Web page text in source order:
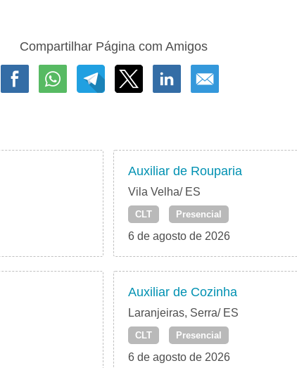
Compartilhar Página com Amigos
Auxiliar de Rouparia
Vila Velha/ ES
CLT Presencial
6 de agosto de 2026
Auxiliar de Cozinha
Laranjeiras, Serra/ ES
CLT Presencial
6 de agosto de 2026